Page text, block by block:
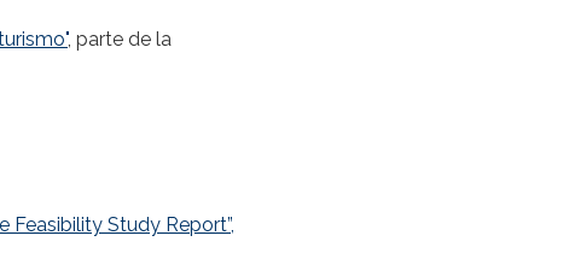
, parte de la
Study Report”,